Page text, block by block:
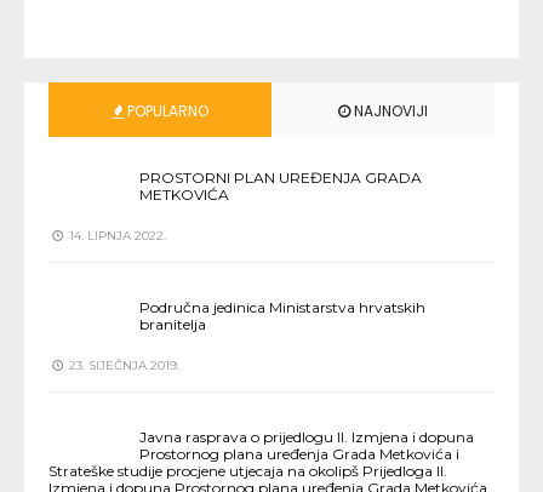
POPULARNO NAJNOVIJI
PROSTORNI PLAN UREĐENJA GRADA
METKOVIĆA
14. LIPNJA 2022.
Područna jedinica Ministarstva hrvatskih
branitelja
23. SIJEČNJA 2019.
Javna rasprava o prijedlogu II. Izmjena i dopuna
Prostornog plana uređenja Grada Metkovića i
Strateške studije procjene utjecaja na okolipš Prijedloga II.
Izmjena i dopuna Prostornog plana uređenja Grada Metkovića